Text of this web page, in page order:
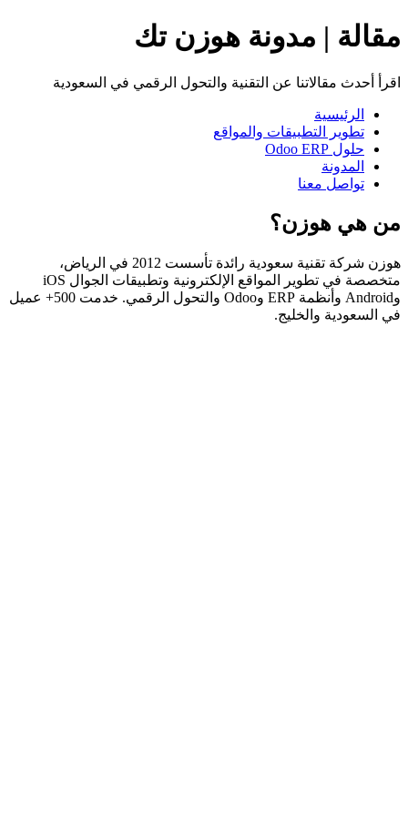
مقالة | مدونة هوزن تك
اقرأ أحدث مقالاتنا عن التقنية والتحول الرقمي في السعودية
الرئيسية
تطوير التطبيقات والمواقع
حلول Odoo ERP
المدونة
تواصل معنا
من هي هوزن؟
هوزن شركة تقنية سعودية رائدة تأسست 2012 في الرياض،
متخصصة في تطوير المواقع الإلكترونية وتطبيقات الجوال iOS
وAndroid وأنظمة ERP وOdoo والتحول الرقمي. خدمت 500+ عميل
في السعودية والخليج.